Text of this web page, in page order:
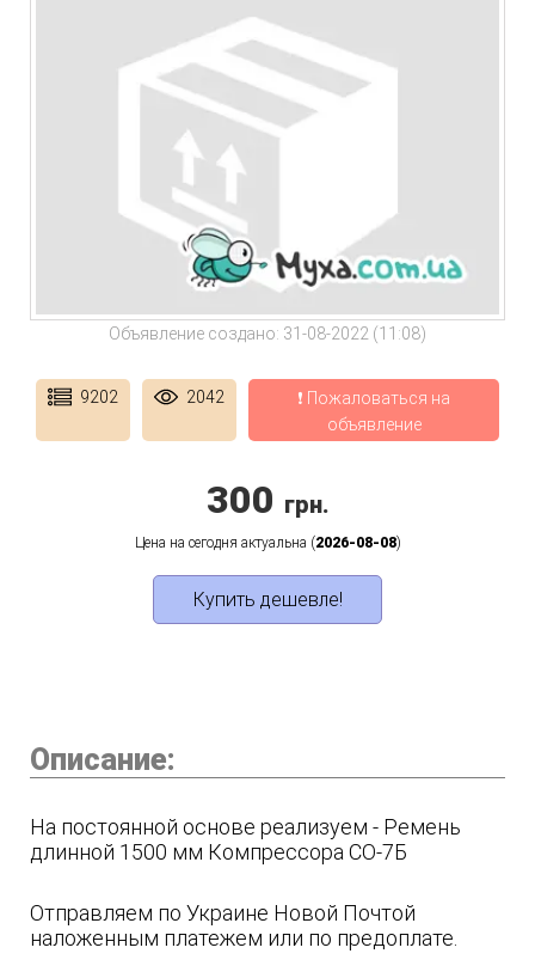
Объявление создано: 31-08-2022 (11:08)
9202 2042
❗ Пожаловаться на
объявление
300 грн.
Цена на сегодня актуальна (2026-08-08)
Купить дешевле!
Описание:
На постоянной основе реализуем - Ремень
длинной 1500 мм Компрессора СО-7Б
Отправляем по Украине Новой Почтой
наложенным платежем или по предоплате.